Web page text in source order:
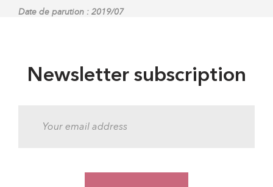
Date de parution : 2019/07
Newsletter subscription